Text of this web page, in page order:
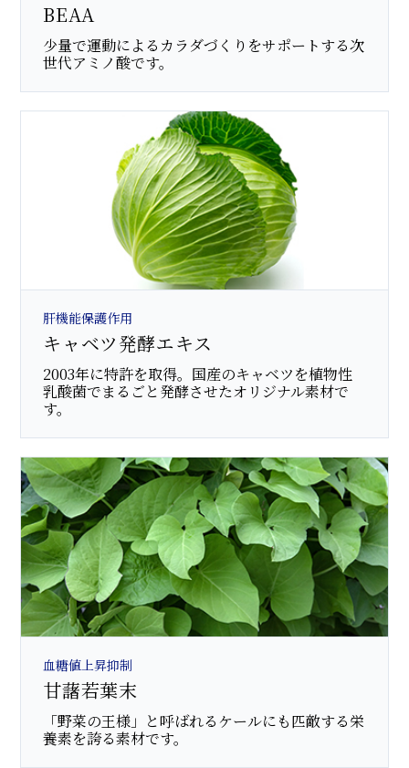
BEAA
少量で運動によるカラダづくりをサポートする次
世代アミノ酸です。
肝機能保護作用
キャベツ発酵エキス
2003年に特許を取得。国産のキャベツを植物性
乳酸菌でまるごと発酵させたオリジナル素材で
す。
血糖値上昇抑制
甘藷若葉末
「野菜の王様」と呼ばれるケールにも匹敵する栄
養素を誇る素材です。